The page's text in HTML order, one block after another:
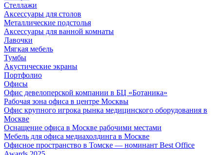
Стеллажи
Аксессуары для столов
Металлические подстолья
Аксессуары для ванной комнаты
Лавочки
Мягкая мебель
Тумбы
Акустические экраны
Портфолио
Офисы
Офис девелоперской компании в БЦ «Ботаника»
Рабочая зона офиса в центре Москвы
Офис крупного игрока рынка медицинского оборудования в
Москве
Оснащение офиса в Москве рабочими местами
Мебель для офиса медиахолдинга в Москве
Офисное пространство в Томске — номинант Best Office